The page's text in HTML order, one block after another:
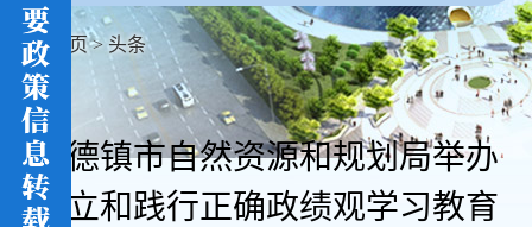
首页> 头条
景德镇市自然资源和规划局举办
树立和践行正确政绩观学习教育